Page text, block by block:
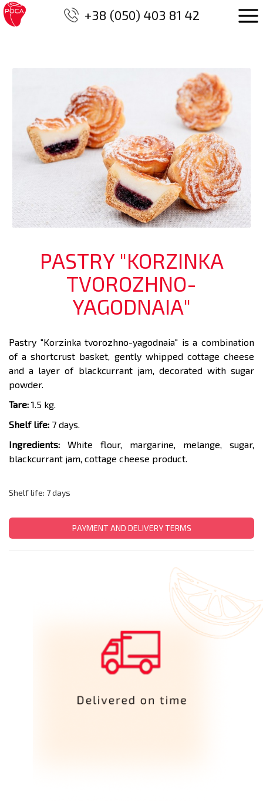
+38 (050) 403 81 42
PASTRY "KORZINKA
TVOROZHNO-
YAGODNAIA"
Pastry "Korzinka tvorozhno-yagodnaia" is a combination
of a shortcrust basket, gently whipped cottage cheese
and a layer of blackcurrant jam, decorated with sugar
powder.
Tare: 1.5 kg.
Shelf life: 7 days.
Ingredients: White flour, margarine, melange, sugar,
blackcurrant jam, cottage cheese product.
Shelf life: 7 days
PAYMENT AND DELIVERY TERMS